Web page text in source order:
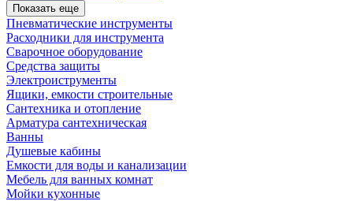
Показать еще
Пневматические инструменты
Расходники для инструмента
Сварочное оборудование
Средства защиты
Электроиструменты
Ящики, емкости строительные
Сантехника и отопление
Арматура сантехническая
Ванны
Душевые кабины
Емкости для воды и канализации
Мебель для ванных комнат
Мойки кухонные